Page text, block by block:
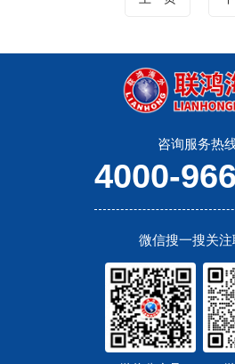
咨询服务热
4000-
微信搜一搜关